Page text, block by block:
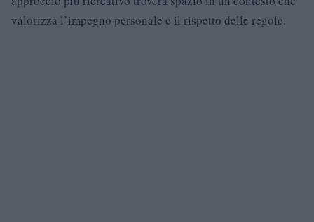
valorizza l’impegno personale e il rispetto delle regole.